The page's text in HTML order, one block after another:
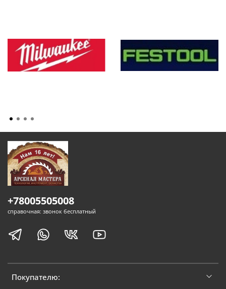
Покупателю:
+78005505008
справочная: звонок бесплатный